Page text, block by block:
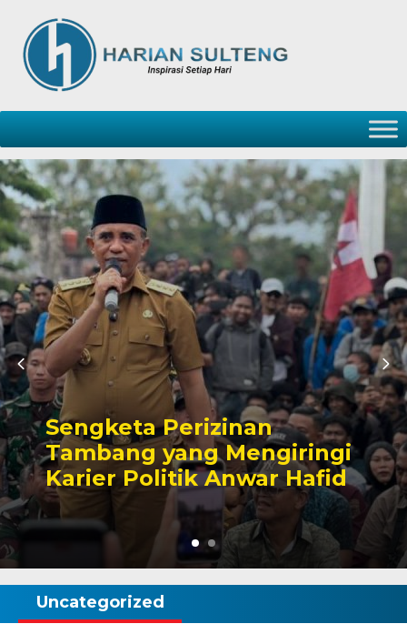
Sengketa Perizinan
Tambang yang Mengiringi
Karier Politik Anwar Hafid
Uncategorized